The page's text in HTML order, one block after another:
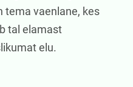
tema vaenlane, kes
tal elamast
elu.